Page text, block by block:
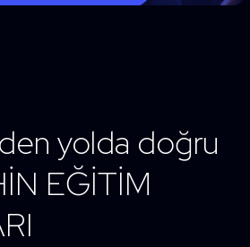
yolda doğru
EĞİTİM